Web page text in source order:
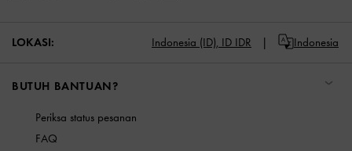
LOKASI: Indonesia (ID), ID IDR Indonesia
BUTUH BANTUAN?
Periksa status pesanan
FAQ